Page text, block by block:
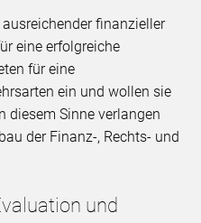
finanzieller
eine erfolgreiche
für eine
ein und wollen sie
diesem Sinne verlangen
der Finanz-, Rechts- und
und